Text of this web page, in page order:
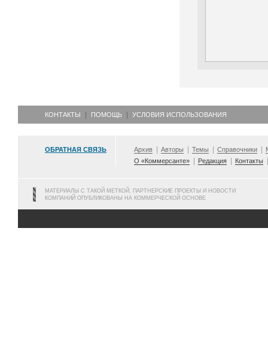
КОНТАКТЫ ПОМОЩЬ УСЛОВИЯ ИСПОЛЬЗОВАНИЯ
ОБРАТНАЯ СВЯЗЬ Архив Авторы Темы Справочники
О «Коммерсанте»
Редакция Контакты
МАТЕРИАЛЫ С ТАКОЙ МЕТКОЙ, ПАРТНЕРСКИЕ ПРОЕКТЫ И НОВОСТИ
КОМПАНИЙ ОПУБЛИКОВАНЫ НА КОММЕРЧЕСКОЙ ОСНОВЕ